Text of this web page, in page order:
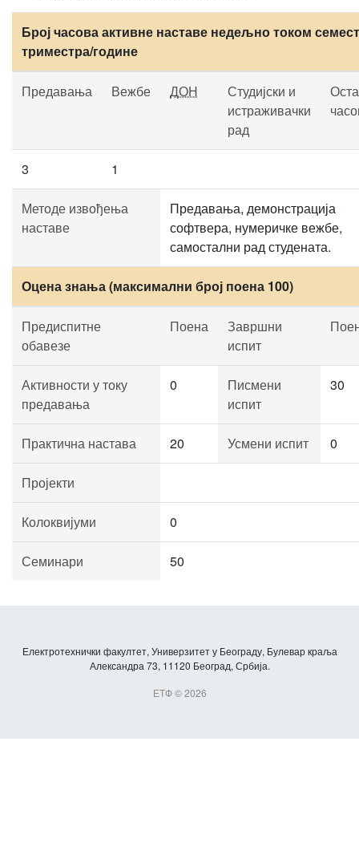
Број часова активне наставе недељно током
триместра/године
Предавања Вежбе ДОН
Студијски и
истраживачки
рад
3 1
Методе извођења
наставе
Предавања, демонстрација
софтвера, нумеричке вежбе,
самостални рад студената.
Оцена знања (максимални број поена 100)
Предиспитне
обавезе
Поена
Завршни
испит
Активности у току
предавања
0
Писмени
испит
30
Практична настава 20 Усмени испит 0
Пројекти
Колоквијуми 0
Семинари 50
Електротехнички факултет, Универзитет у Београду, Булевар краља
Александра 73, 11120 Београд, Србија.
ЕТФ © 2026